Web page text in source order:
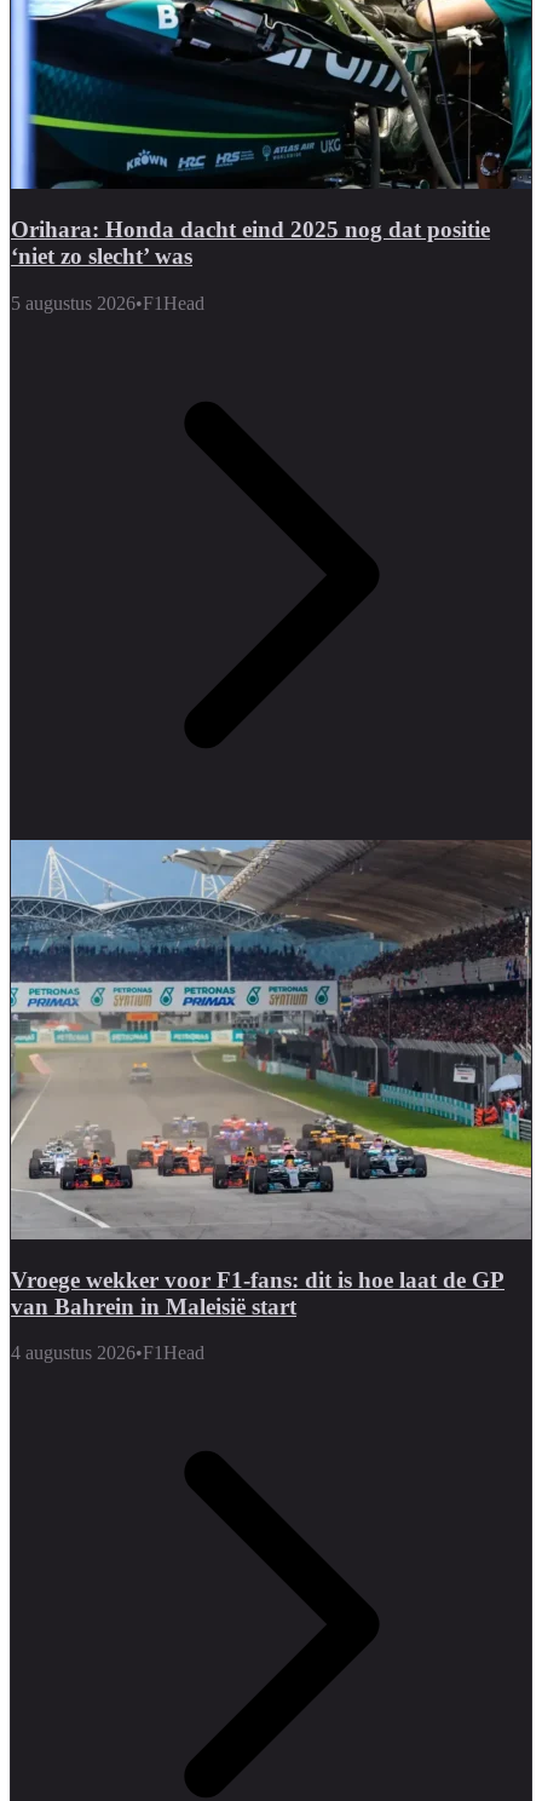
Orihara: Honda dacht eind 2025 nog dat positie
‘niet zo slecht’ was
5 augustus 2026•F1Head
Vroege wekker voor F1-fans: dit is hoe laat de GP
van Bahrein in Maleisië start
4 augustus 2026•F1Head